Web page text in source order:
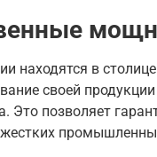
находятся в
своей
Это позволяет